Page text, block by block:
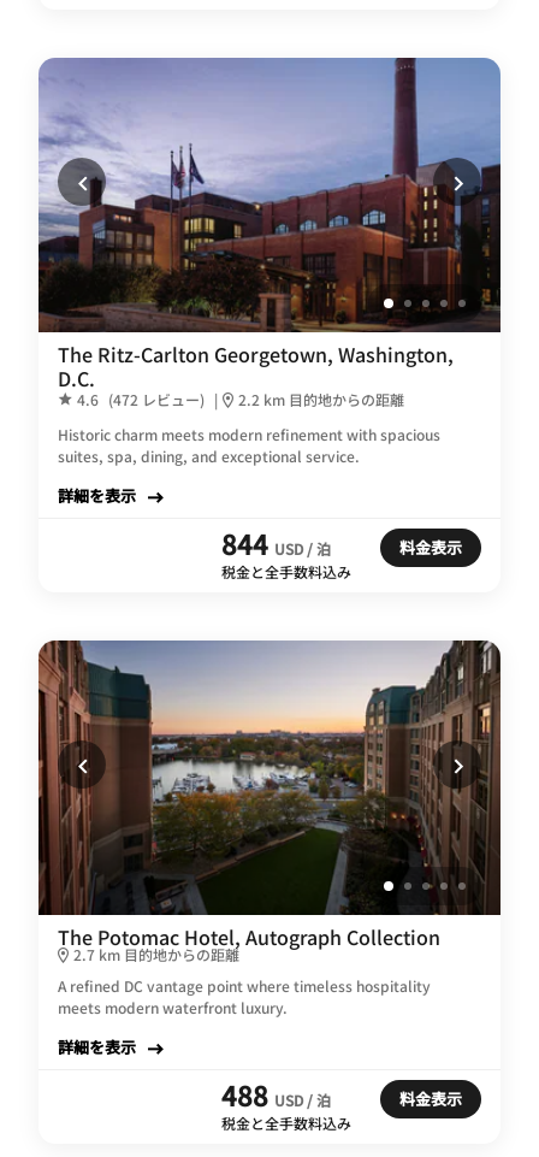
The Ritz-Carlton Georgetown, Washington,
D.C.
4.6 (472 レビュー) |
2.2 km 目的地からの距離
Historic charm meets modern refinement with spacious
suites, spa, dining, and exceptional service.
詳細を表示
844 USD / 泊
税金と全手数料込み
料金表示
The Potomac Hotel, Autograph Collection
2.7 km 目的地からの距離
A refined DC vantage point where timeless hospitality
meets modern waterfront luxury.
詳細を表示
488 USD / 泊
税金と全手数料込み
料金表示